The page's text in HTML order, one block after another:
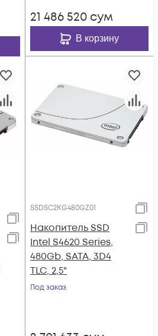
21 486 520 сум
В корзину
SSDSC2KG480GZ01
Накопитель SSD
Intel S4620 Series,
480Gb, SATA, 3D4
TLC, 2,5"
Под заказ